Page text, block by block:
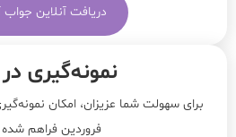
دریافت آنلاین
نمونه‌‌گیری
برای سهولت شما عزیزان، امکان
فروردین فراهم